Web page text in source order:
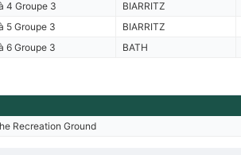
4 Groupe 3
BIARRITZ
5 Groupe 3
BIARRITZ
6 Groupe 3
BATH
Recreation Ground